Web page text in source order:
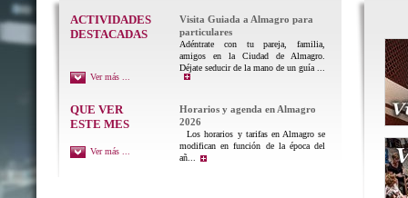
ACTIVIDADES
DESTACADAS
Visita Guiada a Almagro para
particulares
Adéntrate con tu pareja, familia,
amigos en la Ciudad de Almagro.
Déjate seducir de la mano de un guía ...
Ver más ...
QUE VER
ESTE MES
Horarios y agenda en Almagro
2026
Los horarios y tarifas en Almagro se
modifican en función de la época del
añ...
Ver más ...